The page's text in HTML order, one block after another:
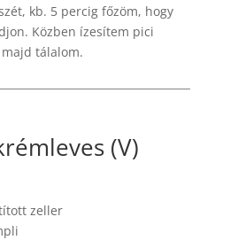
kb. 5 percig főzöm, hogy
Közben ízesítem pici
tálalom.
(V)
zeller